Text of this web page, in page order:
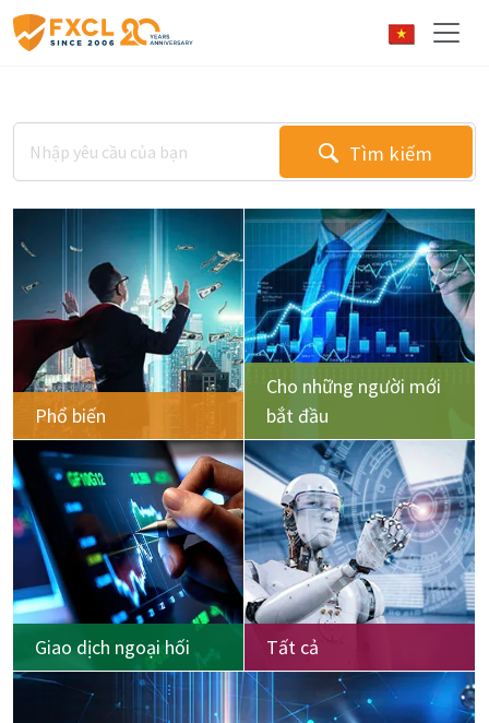
Tìm kiếm
Phổ biến
Cho những người mới
bắt đầu
Giao dịch ngoại hối Tất cả